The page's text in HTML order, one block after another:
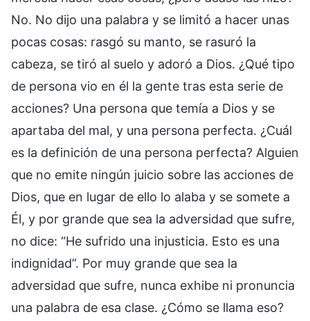
No. No dijo una palabra y se limitó a hacer unas
pocas cosas: rasgó su manto, se rasuró la
cabeza, se tiró al suelo y adoró a Dios. ¿Qué tipo
de persona vio en él la gente tras esta serie de
acciones? Una persona que temía a Dios y se
apartaba del mal, y una persona perfecta. ¿Cuál
es la definición de una persona perfecta? Alguien
que no emite ningún juicio sobre las acciones de
Dios, que en lugar de ello lo alaba y se somete a
Él, y por grande que sea la adversidad que sufre,
no dice: “He sufrido una injusticia. Esto es una
indignidad”. Por muy grande que sea la
adversidad que sufre, nunca exhibe ni pronuncia
una palabra de esa clase. ¿Cómo se llama eso?